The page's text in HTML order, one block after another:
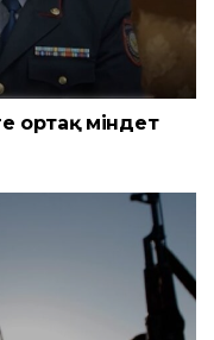
ортақ міндет